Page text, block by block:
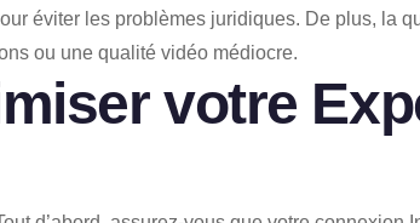
éviter les problèmes juridiques. De plus, la
ou une qualité vidéo médiocre.
votre